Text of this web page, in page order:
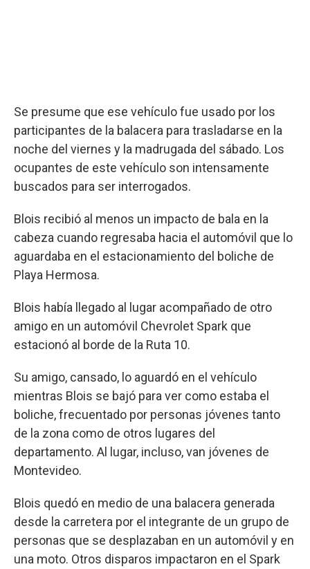
Se presume que ese vehículo fue usado por los
participantes de la balacera para trasladarse en la
noche del viernes y la madrugada del sábado. Los
ocupantes de este vehículo son intensamente
buscados para ser interrogados.
Blois recibió al menos un impacto de bala en la
cabeza cuando regresaba hacia el automóvil que lo
aguardaba en el estacionamiento del boliche de
Playa Hermosa.
Blois había llegado al lugar acompañado de otro
amigo en un automóvil Chevrolet Spark que
estacionó al borde de la Ruta 10.
Su amigo, cansado, lo aguardó en el vehículo
mientras Blois se bajó para ver como estaba el
boliche, frecuentado por personas jóvenes tanto
de la zona como de otros lugares del
departamento. Al lugar, incluso, van jóvenes de
Montevideo.
Blois quedó en medio de una balacera generada
desde la carretera por el integrante de un grupo de
personas que se desplazaban en un automóvil y en
una moto. Otros disparos impactaron en el Spark